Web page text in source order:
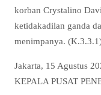
korban Crystalino
ketidakadilan ganda
menimpanya.
Jakarta, 15 Agustus
KEPALA PUSAT